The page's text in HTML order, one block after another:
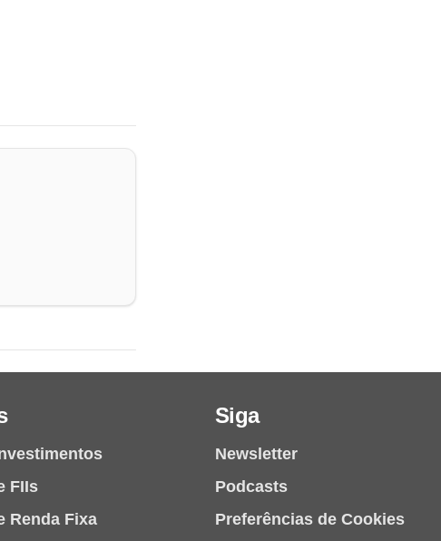
FIIs
Renda Fixa
Siga
Newsletter
Podcasts
Preferências de Cookies